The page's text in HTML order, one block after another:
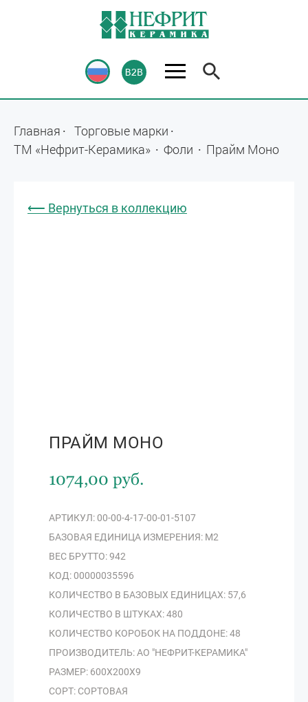
Главная
Торговые марки
ТМ «Нефрит-Керамика»
Фоли Прайм Моно
⟵ Вернуться в коллекцию
ПРАЙМ МОНО
1074,00 руб.
АРТИКУЛ: 00-00-4-17-00-01-5107
БАЗОВАЯ ЕДИНИЦА ИЗМЕРЕНИЯ: М2
ВЕС БРУТТО: 942
КОД: 00000035596
КОЛИЧЕСТВО В БАЗОВЫХ ЕДИНИЦАХ: 57,6
КОЛИЧЕСТВО В ШТУКАХ: 480
КОЛИЧЕСТВО КОРОБОК НА ПОДДОНЕ: 48
ПРОИЗВОДИТЕЛЬ: АО "НЕФРИТ-КЕРАМИКА"
РАЗМЕР: 600Х200Х9
СОРТ: СОРТОВАЯ